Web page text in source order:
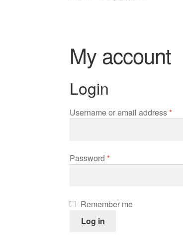
My account
Login
Username or email address*
Password*
Remember me
Log in